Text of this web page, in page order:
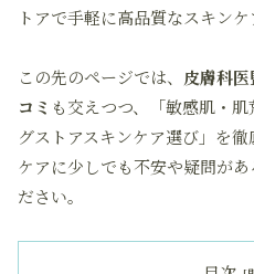
トアで手軽に高品質なスキンケ
この先のページでは、 皮膚科
コミ も交えつつ、「敏感肌・
グストアスキンケア選び」を徹
ケアに少しでも不安や疑問が
ださい。